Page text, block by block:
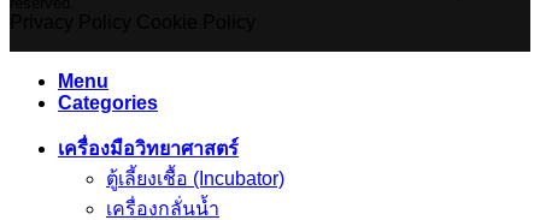
Menu
Categories
เครื่องมือวิทยาศาสตร์
ตู้เลี้ยงเชื้อ (Incubator)
เครื่องกลั่นน้ำ